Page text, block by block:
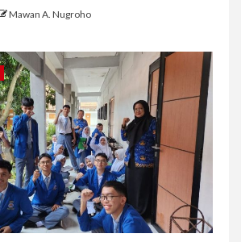
Mawan A. Nugroho